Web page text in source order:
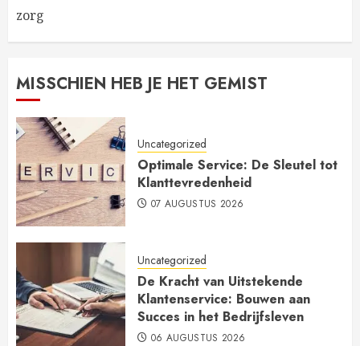
zorg
MISSCHIEN HEB JE HET GEMIST
Uncategorized
Optimale Service: De Sleutel tot
Klanttevredenheid
07 AUGUSTUS 2026
Uncategorized
De Kracht van Uitstekende
Klantenservice: Bouwen aan
Succes in het Bedrijfsleven
06 AUGUSTUS 2026